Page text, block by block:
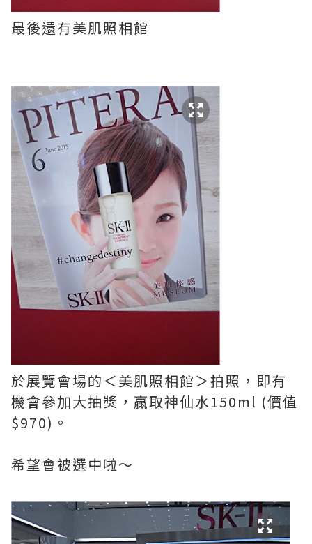
最後還有美肌照相館
於展覽會場的＜美肌照相館＞拍照，即有
機會參加大抽獎，贏取神仙水150ml (價值
$970)。
希望會被選中啦～